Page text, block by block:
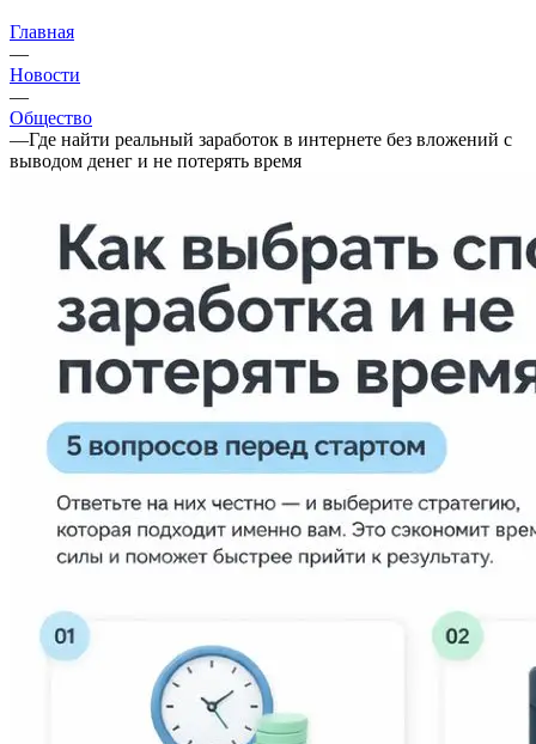
Главная
—
Новости
—
Общество
—Где найти реальный заработок в интернете без вложений с
выводом денег и не потерять время